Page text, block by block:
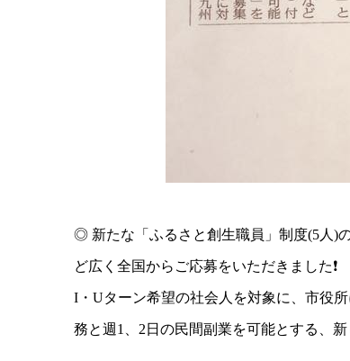
◎ 新たな「ふるさと創生職員」制度(5人)
ど広く全国からご応募をいただきました❗️
I・Uターン希望の社会人を対象に、市役
務と週1、2日の民間副業を可能とする、新